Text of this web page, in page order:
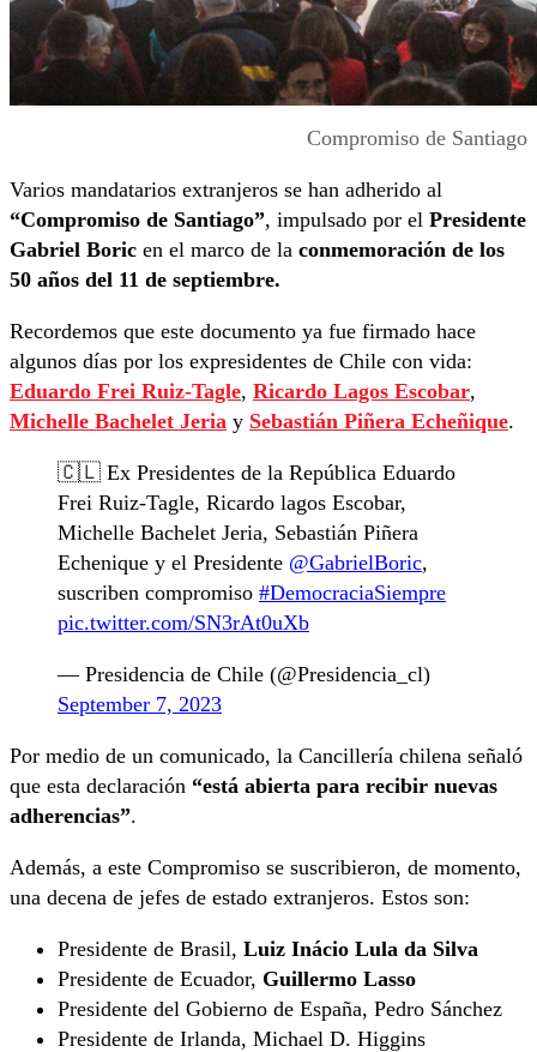
Compromiso de Santiago
Varios mandatarios extranjeros se han adherido al
“Compromiso de Santiago”, impulsado por el Presidente
Gabriel Boric en el marco de la conmemoración de los
50 años del 11 de septiembre.
Recordemos que este documento ya fue firmado hace
algunos días por los expresidentes de Chile con vida:
Eduardo Frei Ruiz-Tagle, Ricardo Lagos Escobar,
Michelle Bachelet Jeria y Sebastián Piñera Echeñique.
🇨🇱 Ex Presidentes de la República Eduardo
Frei Ruiz-Tagle, Ricardo lagos Escobar,
Michelle Bachelet Jeria, Sebastián Piñera
Echenique y el Presidente @GabrielBoric,
suscriben compromiso #DemocraciaSiempre
pic.twitter.com/SN3rAt0uXb
— Presidencia de Chile (@Presidencia_cl)
September 7, 2023
Por medio de un comunicado, la Cancillería chilena señaló
que esta declaración “está abierta para recibir nuevas
adherencias”.
Además, a este Compromiso se suscribieron, de momento,
una decena de jefes de estado extranjeros. Estos son:
Presidente de Brasil, Luiz Inácio Lula da Silva
Presidente de Ecuador, Guillermo Lasso
Presidente del Gobierno de España, Pedro Sánchez
Presidente de Irlanda, Michael D. Higgins